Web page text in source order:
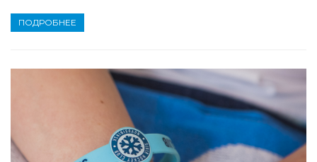
ПОДРОБНЕЕ